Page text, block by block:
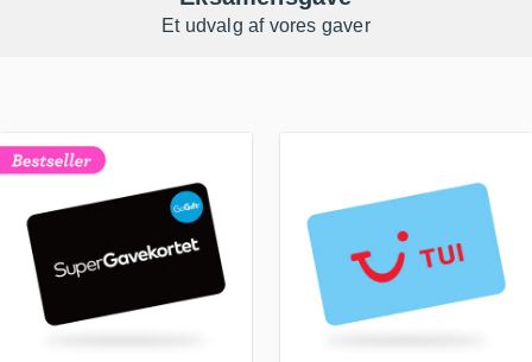
Et udvalg af vores gaver